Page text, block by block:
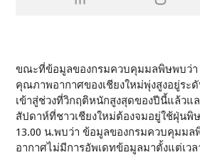
ขณะที่ข้อมูลของกรมควบคุมมลพิษพบว่า
คุณภาพอากาศของเชียงใหม่พุ่งสูงอยู่ระ
เข้าสู่ช่วงที่วิกฤติหนักสูงสุดของปีนี้แล้วแ
สัปดาห์ที่ชาวเชียงใหม่ต้องจมอยู่ใช้ฝุ่นพิษ
13.00 น.พบว่า ข้อมูลของกรมควบคุมม
อากาศไม่มีการอัพเดทข้อมูลมาตั้งแต่เวล